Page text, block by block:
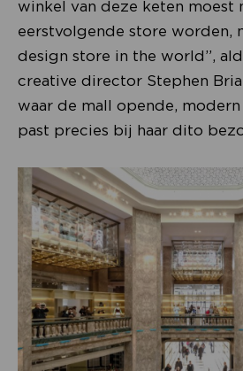
winkel van deze keten moest
eerstvolgende store worden,
design store in the world”,
creative director Stephen
waar de mall opende,
past precies bij haar dito